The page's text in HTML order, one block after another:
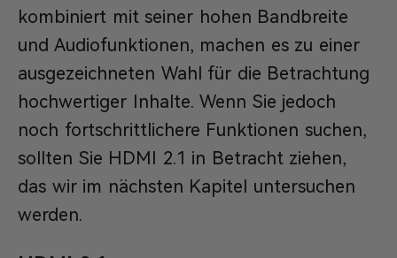
kombiniert mit seiner hohen Bandbreite
und Audiofunktionen, machen es zu einer
ausgezeichneten Wahl für die Betrachtung
hochwertiger Inhalte. Wenn Sie jedoch
noch fortschrittlichere Funktionen suchen,
sollten Sie HDMI 2.1 in Betracht ziehen,
das wir im nächsten Kapitel untersuchen
werden.